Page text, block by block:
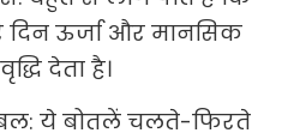
दिन ऊर्जा और मानसिक
देता है।
ये बोतलें चलते-फिरते